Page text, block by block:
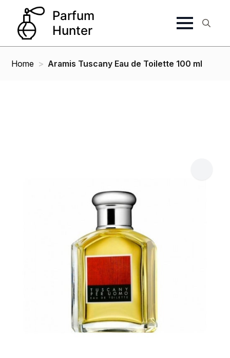
Home Aramis Tuscany Eau de Toilette 100 ml